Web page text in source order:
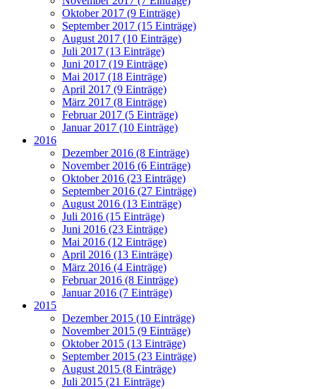
Oktober 2017 (9 Einträge)
September 2017 (15 Einträge)
August 2017 (10 Einträge)
Juli 2017 (13 Einträge)
Juni 2017 (19 Einträge)
Mai 2017 (18 Einträge)
April 2017 (9 Einträge)
März 2017 (8 Einträge)
Februar 2017 (5 Einträge)
Januar 2017 (10 Einträge)
2016
Dezember 2016 (8 Einträge)
November 2016 (6 Einträge)
Oktober 2016 (23 Einträge)
September 2016 (27 Einträge)
August 2016 (13 Einträge)
Juli 2016 (15 Einträge)
Juni 2016 (23 Einträge)
Mai 2016 (12 Einträge)
April 2016 (13 Einträge)
März 2016 (4 Einträge)
Februar 2016 (8 Einträge)
Januar 2016 (7 Einträge)
2015
Dezember 2015 (10 Einträge)
November 2015 (9 Einträge)
Oktober 2015 (13 Einträge)
September 2015 (23 Einträge)
August 2015 (8 Einträge)
Juli 2015 (21 Einträge)